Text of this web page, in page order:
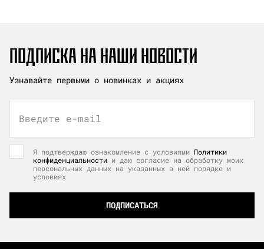
ПОДПИСКА НА НАШИ НОВОСТИ
Узнавайте первыми о новинках и акциях
Введите e-mail
Я подтверждаю ознакомление с условиями Политики
конфиденциальности и даю согласие на обработку моих
персональных данных на указанных в ней порядке и
условиях
ПОДПИСАТЬСЯ